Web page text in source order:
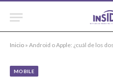
Inicio » Android o Apple: ¿cuál de los dos lidera
MOBILE